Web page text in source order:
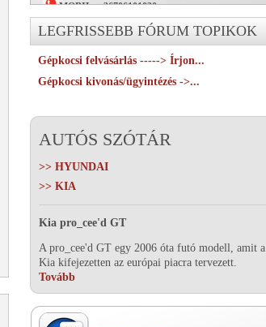
MOBIL: +36706101030
EMAIL: info.tiraker@gmail.com
LEGFRISSEBB FÓRUM TOPIKOK
Gépkocsi felvásárlás -----> Írjon...
Gépkocsi kivonás/ügyintézés ->...
AUTÓS SZÓTÁR
>> HYUNDAI
>> KIA
Kia pro_cee'd GT
A pro_cee'd GT egy 2006 óta futó modell, amit a
Kia kifejezetten az európai piacra tervezett.
Tovább